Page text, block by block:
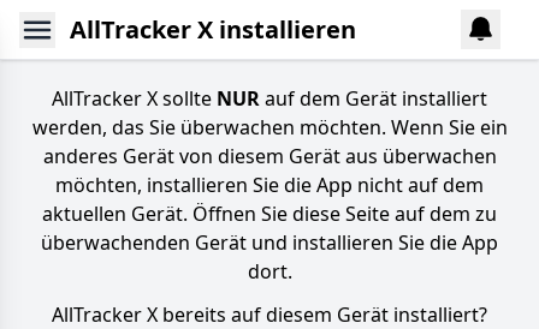
AllTracker X installieren
AllTracker X sollte NURauf dem Gerät installiert
werden, das Sie überwachen möchten. Wenn Sie ein
anderes Gerät von diesem Gerät aus überwachen
möchten, installieren Sie die App nicht auf dem
aktuellen Gerät. Öffnen Sie diese Seite auf dem zu
überwachenden Gerät und installieren Sie die App
dort.
AllTracker X bereits auf diesem Gerät installiert?